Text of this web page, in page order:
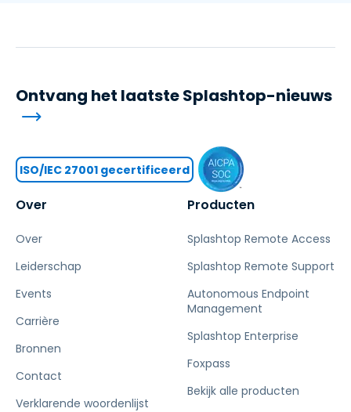
Over
Over
Leiderschap
Events
Carrière
Bronnen
Contact
Verklarende woordenlijst
Producten
Splashtop Remote Access
Splashtop Remote Support
Autonomous Endpoint
Management
Splashtop Enterprise
Foxpass
Bekijk alle producten
Ontvang het laatste Splashtop-nieuws
ISO/IEC 27001 gecertificeerd